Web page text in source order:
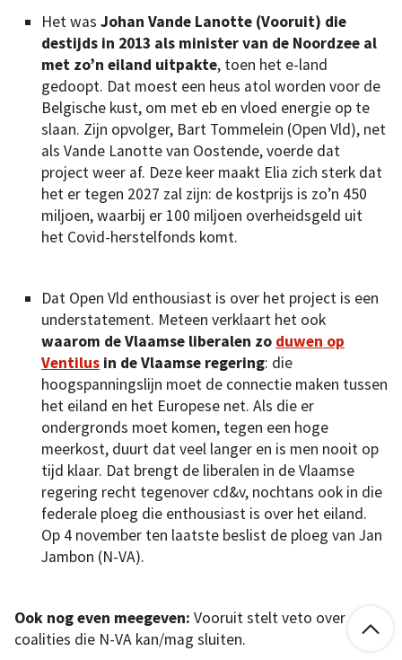
Het was Johan Vande Lanotte (Vooruit) die
destijds in 2013 als minister van de Noordzee al
met zo’n eiland uitpakte, toen het e-land
gedoopt. Dat moest een heus atol worden voor de
Belgische kust, om met eb en vloed energie op te
slaan. Zijn opvolger, Bart Tommelein (Open Vld), net
als Vande Lanotte van Oostende, voerde dat
project weer af. Deze keer maakt Elia zich sterk dat
het er tegen 2027 zal zijn: de kostprijs is zo’n 450
miljoen, waarbij er 100 miljoen overheidsgeld uit
het Covid-herstelfonds komt.
Dat Open Vld enthousiast is over het project is een
understatement. Meteen verklaart het ook
waarom de Vlaamse liberalen zo duwen op
Ventilus in de Vlaamse regering: die
hoogspanningslijn moet de connectie maken tussen
het eiland en het Europese net. Als die er
ondergronds moet komen, tegen een hoge
meerkost, duurt dat veel langer en is men nooit op
tijd klaar. Dat brengt de liberalen in de Vlaamse
regering recht tegenover cd&v, nochtans ook in die
federale ploeg die enthousiast is over het eiland.
Op 4 november ten laatste beslist de ploeg van Jan
Jambon (N-VA).
Ook nog even meegeven: Vooruit stelt veto over
coalities die N-VA kan/mag sluiten.
